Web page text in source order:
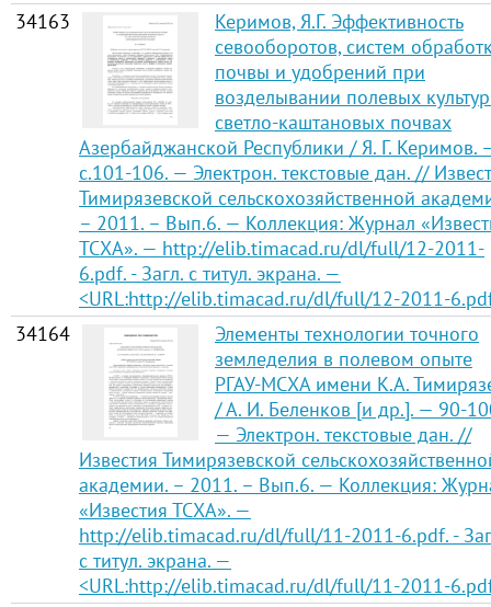
34163
Керимов, Я.Г. Эффективность
севооборотов, систем
почвы и удобрений при
возделывании полевых
светло-каштановых почвах
Азербайджанской Республики / Я. Г. Керимов.
с.101-106. — Электрон. текстовые дан. //
Тимирязевской сельскохозяйственной
– 2011. – Вып.6. — Коллекция: Журнал
ТСХА». — http://elib.timacad.ru/dl/full/12-2011-
6.pdf. - Загл. с титул. экрана. —
<URL:http://elib.timacad.ru/dl/full/12-2011-
34164
Элементы технологии точного
земледелия в полевом опыте
РГАУ-МСХА имени К.А.
/ А. И. Беленков [и др.]. — 90-
— Электрон. текстовые дан. //
Известия Тимирязевской
академии. – 2011. – Вып.6. — Коллекция:
«Известия ТСХА». —
http://elib.timacad.ru/dl/full/11-2011-6.pdf. -
с титул. экрана. —
<URL:http://elib.timacad.ru/dl/full/11-2011-